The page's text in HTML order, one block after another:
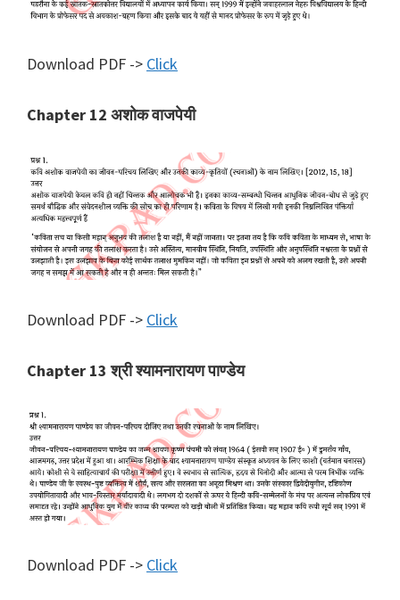
Download PDF -> Click
Chapter 12 अशोक वाजपेयी
Download PDF -> Click
Chapter 13 श्री श्यामनारायण पाण्डेय
Download PDF -> Click